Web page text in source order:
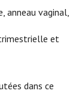
anneau vaginal,
et
dans ce